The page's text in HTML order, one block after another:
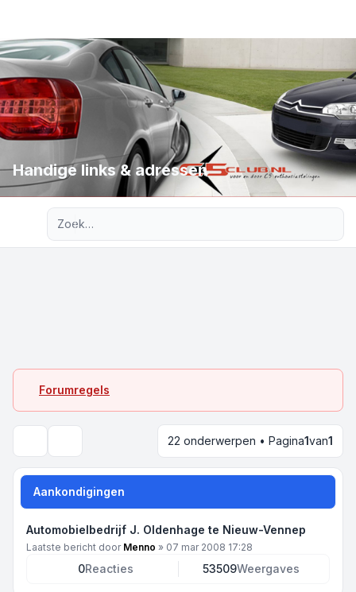
Handige links & adressen
Forumregels
22 onderwerpen • Pagina1van1
Aankondigingen
Automobielbedrijf J. Oldenhage te Nieuw-Vennep
Laatste bericht door Menno » 07 mar 2008 17:28
0Reacties 53509Weergaves